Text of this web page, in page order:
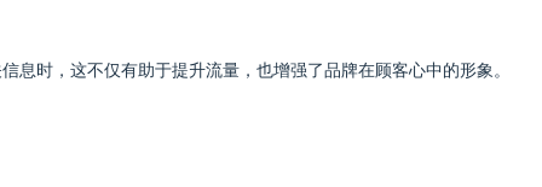
息时，这不仅有助于提升流量，也增强了品牌在顾客心中的形象。